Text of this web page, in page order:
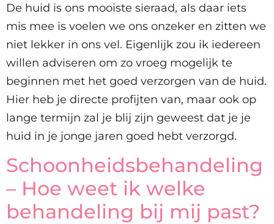
De huid is ons mooiste sieraad, als daar iets
mis mee is voelen we ons onzeker en zitten we
niet lekker in ons vel. Eigenlijk zou ik iedereen
willen adviseren om zo vroeg mogelijk te
beginnen met het goed verzorgen van de huid.
Hier heb je directe profijten van, maar ook op
lange termijn zal je blij zijn geweest dat je je
huid in je jonge jaren goed hebt verzorgd.
Schoonheidsbehandeling
– Hoe weet ik welke
behandeling bij mij past?